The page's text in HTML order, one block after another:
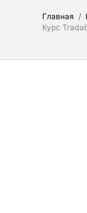
Главная /
Курс